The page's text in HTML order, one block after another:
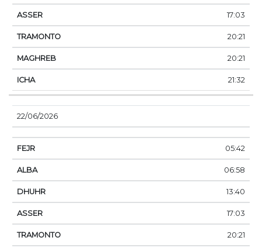
17:03
20:21
20:21
21:32
22/06/2026
05:42
06:58
13:40
17:03
20:21